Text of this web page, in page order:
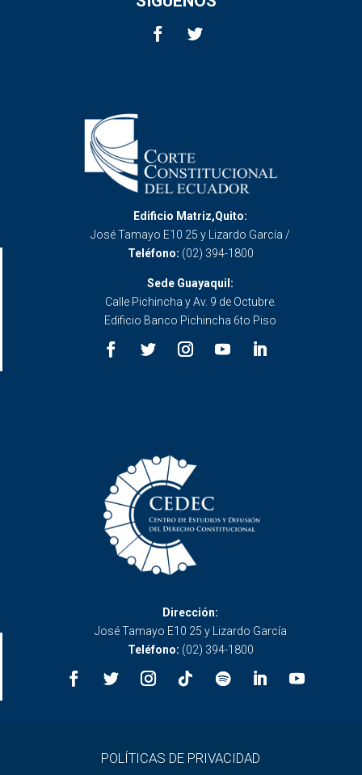
Edificio Matriz,Quito:
José Tamayo E10 25 y Lizardo García /
Teléfono: (02) 394-1800
Sede Guayaquil:
Calle Pichincha y Av. 9 de Octubre.
Edificio Banco Pichincha 6to Piso
Dirección:
José Tamayo E10 25 y Lizardo García
Teléfono: (02) 394-1800
POLÍTICAS DE PRIVACIDAD